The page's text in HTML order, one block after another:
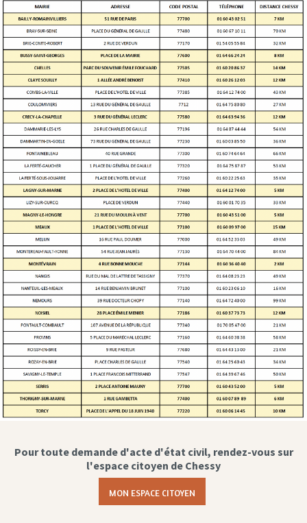
Pour toute demande d'acte d'état civil, rendez-vous sur
l'espace citoyen de Chessy
MON ESPACE CITOYEN